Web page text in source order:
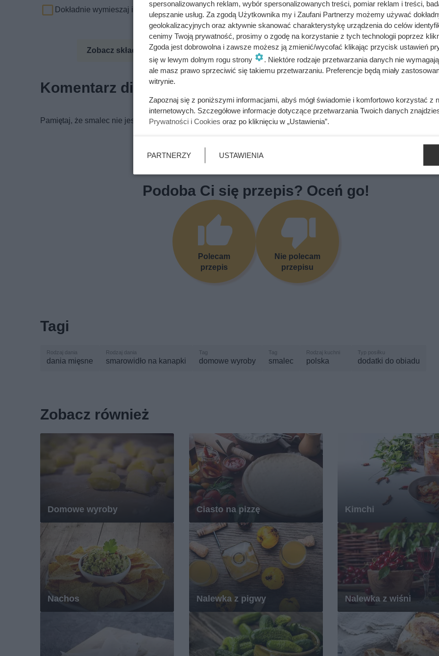
Dokładnie wymieszaj i odstaw do wystygniecia.
Zobacz składniki odżywcze Zobacz alergeny Oblicz koszty przyrządzenia potrawy
Komentarz dietetyka
Pamiętaj, że smalec nie jest dodatkiem, który powinien często występować w zdrowej diecie.
Podoba Ci się przepis? Oceń go!
Polecam
przepis
Nie polecam
przepisu
Tagi
dania mięsne smarowidło na kanapki domowe wyroby smalec polska dodatki do obiadu
Zobacz również
Domowe wyroby Ciasto na pizzę Kimchi
Nachos Nalewka z pigwy Nalewka z wiśni
spersonalizowanych reklam, wybór spersonalizowanych treści, pomiar reklam i treści,
ulepszanie usług. Za zgodą Użytkownika my i Zaufani Partnerzy możemy używać
geolokalizacyjnych oraz aktywnie skanować charakterystykę urządzenia do celów
cenimy Twoją prywatność, prosimy o zgodę na korzystanie z tych technologii poprzez
Zgoda jest dobrowolna i zawsze możesz ją zmienić/wycofać klikając przycisk ustawień
się w lewym dolnym rogu strony
. Niektóre rodzaje przetwarzania danych nie
ale masz prawo sprzeciwić się takiemu przetwarzaniu. Preferencje będą miały
witrynie.
Zapoznaj się z poniższymi informacjami, abyś mógł świadomie i komfortowo korzystać z
internetowych. Szczegółowe informacje dotyczące przetwarzania Twoich danych
Prywatności i Cookies oraz po kliknięciu w „Ustawienia”.
PARTNERZY USTAWIENIA